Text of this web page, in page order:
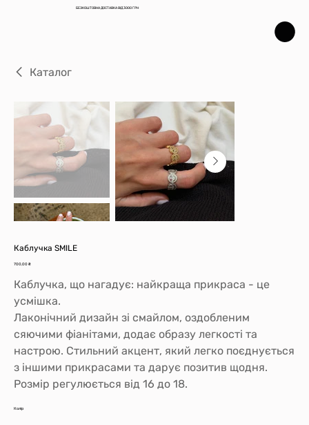
БЕЗКОШТОВНА ДОСТАВКА ВІД 3000 ГРН
Каталог
Каблучка SMILE
Ціна
700,00 ₴
Каблучка, що нагадує: найкраща прикраса - це
усмішка.
Лаконічний дизайн зі смайлом, оздобленим
сяючими фіанітами, додає образу легкості та
настрою. Стильний акцент, який легко поєднується
з іншими прикрасами та дарує позитив щодня.
Розмір регулюється від 16 до 18.
Колір